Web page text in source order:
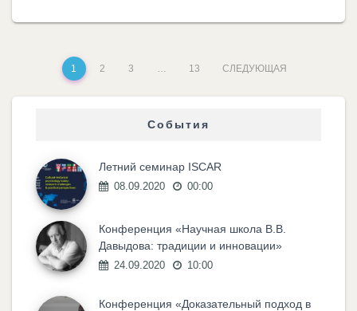
1 2 3 13 СЛЕДУЮЩАЯ
События
Летний семинар ISCAR
08.09.2020 00:00
Конференция «Научная школа В.В.
Давыдова: традиции и инновации»
24.09.2020 10:00
Конференция «Доказательный подход в